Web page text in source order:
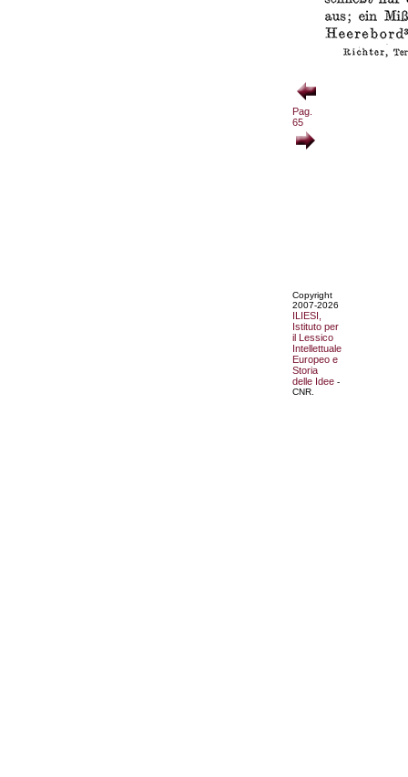
Pag.
65
Copyright
2007-2026
ILIESI,
Istituto per
il Lessico
Intellettuale
Europeo e
Storia
delle Idee -
CNR.